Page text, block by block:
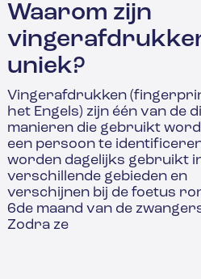
Waarom zijn
uniek?
Vingerafdrukken
het Engels) zijn één van de
manieren die gebruikt
een persoon te
worden dagelijks gebruikt
verschillende gebieden en
verschijnen bij de foetus
6de maand van de
Zodra ze